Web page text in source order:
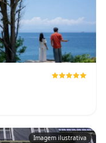
Imagem ilustrativa